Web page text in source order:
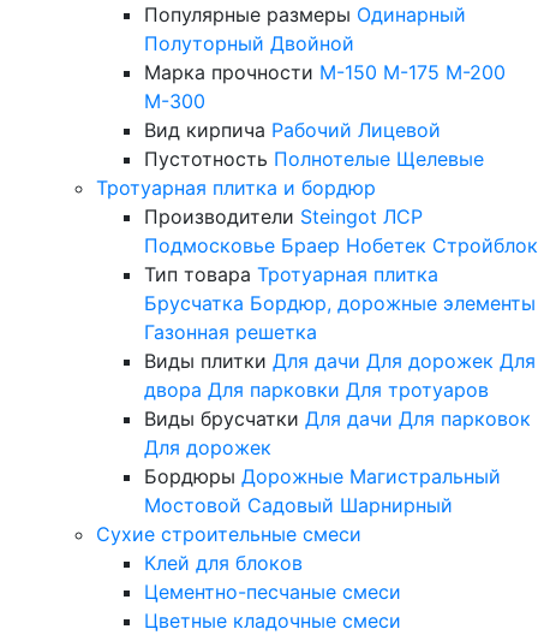
Популярные размеры Одинарный
Полуторный Двойной
Марка прочности М-150 М-175 М-200
М-300
Вид кирпича Рабочий Лицевой
Пустотность Полнотелые Щелевые
Тротуарная плитка и бордюр
Производители Steingot ЛСР
Подмосковье Браер Нобетек Стройблок
Тип товара Тротуарная плитка
Брусчатка Бордюр, дорожные элементы
Газонная решетка
Виды плитки Для дачи Для дорожек Для
двора Для парковки Для тротуаров
Виды брусчатки Для дачи Для парковок
Для дорожек
Бордюры Дорожные Магистральный
Мостовой Садовый Шарнирный
Сухие строительные смеси
Клей для блоков
Цементно-песчаные смеси
Цветные кладочные смеси